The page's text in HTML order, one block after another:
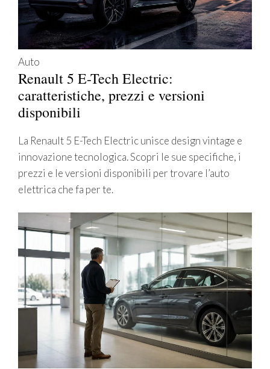
Auto
Renault 5 E-Tech Electric:
caratteristiche, prezzi e versioni
disponibili
La Renault 5 E-Tech Electric unisce design vintage e
innovazione tecnologica. Scopri le sue specifiche, i
prezzi e le versioni disponibili per trovare l’auto
elettrica che fa per te.